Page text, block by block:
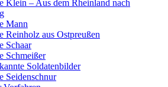
Klein – Aus dem Rheinland nach
Mann
Reinholz aus Ostpreußen
Schaar
Schmeißer
Soldatenbilder
Seidenschnur